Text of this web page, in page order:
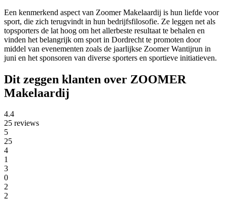
Een kenmerkend aspect van Zoomer Makelaardij is hun liefde voor
sport, die zich terugvindt in hun bedrijfsfilosofie. Ze leggen net als
topsporters de lat hoog om het allerbeste resultaat te behalen en
vinden het belangrijk om sport in Dordrecht te promoten door
middel van evenementen zoals de jaarlijkse Zoomer Wantijrun in
juni en het sponsoren van diverse sporters en sportieve initiatieven.
Dit zeggen klanten over ZOOMER
Makelaardij
4.4
25 reviews
5
25
4
1
3
0
2
2